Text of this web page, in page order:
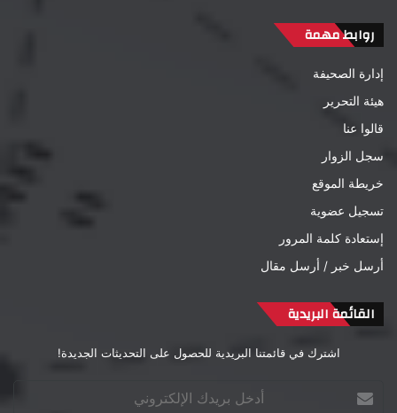
روابط مهمة
إدارة الصحيفة
هيئة التحرير
قالوا عنا
سجل الزوار
خريطة الموقع
تسجيل عضوية
إستعادة كلمة المرور
أرسل خبر / أرسل مقال
القائمة البريدية
اشترك في قائمتنا البريدية للحصول على التحديثات الجديدة!
بريدك